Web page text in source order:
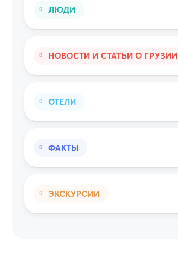
ЛЮДИ
НОВОСТИ И СТАТЬИ О ГРУЗИИ
ОТЕЛИ
ФАКТЫ
ЭКСКУРСИИ